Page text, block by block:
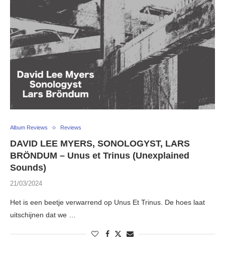
Album Reviews Reviews
DAVID LEE MYERS, SONOLOGYST, LARS
BRÖNDUM – Unus et Trinus (Unexplained
Sounds)
21/03/2024
Het is een beetje verwarrend op Unus Et Trinus. De hoes laat
uitschijnen dat we …